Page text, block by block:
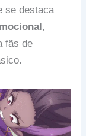
se destaca
,
fãs de